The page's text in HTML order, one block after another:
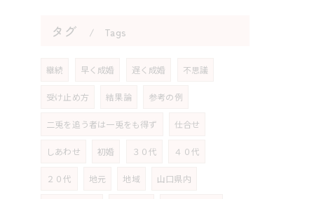
タグ Tags
継続 早く成婚 遅く成婚 不思議
受け止め方 結果論 参考の例
二兎を追う者は一兎をも得ず 仕合せ
しあわせ 初婚 ３０代 ４０代
２０代 地元 地域 山口県内